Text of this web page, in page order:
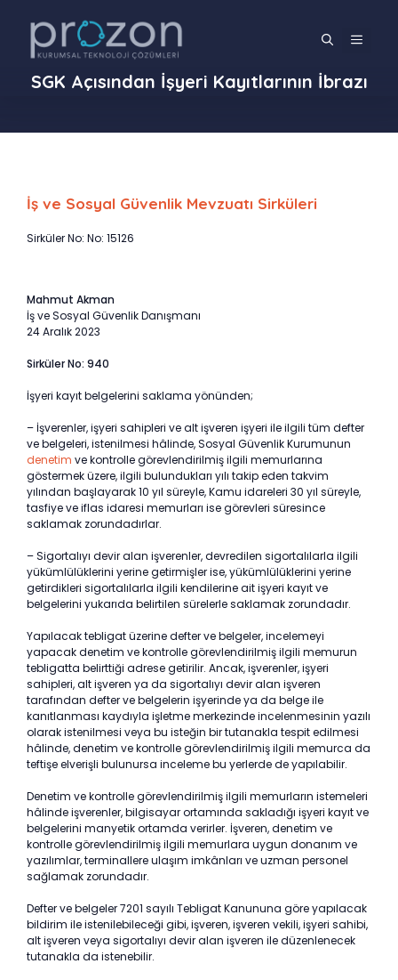
MENÜ
SGK Açısından İşyeri Kayıtlarının İbrazı
İş ve Sosyal Güvenlik Mevzuatı Sirküleri
Sirküler No: No: 15126
Mahmut Akman
İş ve Sosyal Güvenlik Danışmanı
24 Aralık 2023
Sirküler No: 940
İşyeri kayıt belgelerini saklama yönünden;
– İşverenler, işyeri sahipleri ve alt işveren işyeri ile ilgili tüm defter
ve belgeleri, istenilmesi hâlinde, Sosyal Güvenlik Kurumunun
denetim ve kontrolle görevlendirilmiş ilgili memurlarına
göstermek üzere, ilgili bulundukları yılı takip eden takvim
yılından başlayarak 10 yıl süreyle, Kamu idareleri 30 yıl süreyle,
tasfiye ve iflas idaresi memurları ise görevleri süresince
saklamak zorundadırlar.
– Sigortalıyı devir alan işverenler, devredilen sigortalılarla ilgili
yükümlülüklerini yerine getirmişler ise, yükümlülüklerini yerine
getirdikleri sigortalılarla ilgili kendilerine ait işyeri kayıt ve
belgelerini yukarıda belirtilen sürelerle saklamak zorundadır.
Yapılacak tebligat üzerine defter ve belgeler, incelemeyi
yapacak denetim ve kontrolle görevlendirilmiş ilgili memurun
tebligatta belirttiği adrese getirilir. Ancak, işverenler, işyeri
sahipleri, alt işveren ya da sigortalıyı devir alan işveren
tarafından defter ve belgelerin işyerinde ya da belge ile
kanıtlanması kaydıyla işletme merkezinde incelenmesinin yazılı
olarak istenilmesi veya bu isteğin bir tutanakla tespit edilmesi
hâlinde, denetim ve kontrolle görevlendirilmiş ilgili memurca da
teftişe elverişli bulunursa inceleme bu yerlerde de yapılabilir.
Denetim ve kontrolle görevlendirilmiş ilgili memurların istemeleri
hâlinde işverenler, bilgisayar ortamında sakladığı işyeri kayıt ve
belgelerini manyetik ortamda verirler. İşveren, denetim ve
kontrolle görevlendirilmiş ilgili memurlara uygun donanım ve
yazılımlar, terminallere ulaşım imkânları ve uzman personel
sağlamak zorundadır.
Defter ve belgeler 7201 sayılı Tebligat Kanununa göre yapılacak
bildirim ile istenilebileceği gibi, işveren, işveren vekili, işyeri sahibi,
alt işveren veya sigortalıyı devir alan işveren ile düzenlenecek
tutanakla da istenebilir.